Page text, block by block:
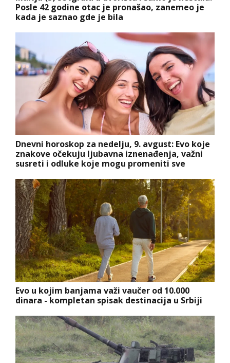
Posle 42 godine otac je pronašao, zanemeo je
kada je saznao gde je bila
Dnevni horoskop za nedelju, 9. avgust: Evo koje
znakove očekuju ljubavna iznenađenja, važni
susreti i odluke koje mogu promeniti sve
Evo u kojim banjama važi vaučer od 10.000
dinara - kompletan spisak destinacija u Srbiji